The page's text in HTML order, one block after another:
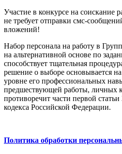
Участие в конкурсе на соискание
не требует отправки смс-
вложений!
Набор персонала на работу в
на альтернативной основе по
способствует тщательная
решение о выборе основывается
уровне его профессиональных
предшествующей работы, личных
противоречит части первой
кодекса Российской Федерации.
Политика обработки